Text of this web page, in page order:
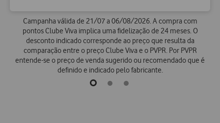
Campanha válida de 21/07 a 06/08/2026. A compra com
pontos Clube Viva implica uma fidelização de 24 meses. O
desconto indicado corresponde ao preço que resulta da
comparação entre o preço Clube Viva e o PVPR. Por PVPR
entende-se o preço de venda sugerido ou recomendado que é
definido e indicado pelo fabricante.
go
go
go